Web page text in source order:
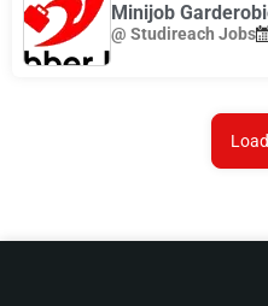
Minijob
@ Studireach Jobs